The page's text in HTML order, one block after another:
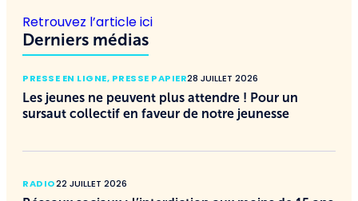
Retrouvez l’article ici
Derniers médias
PRESSE EN LIGNE, PRESSE PAPIER28 JUILLET 2026
Les jeunes ne peuvent plus attendre ! Pour un
sursaut collectif en faveur de notre jeunesse
RADIO22 JUILLET 2026